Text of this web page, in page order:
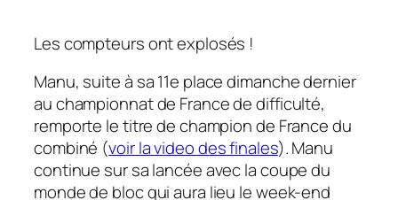
Les compteurs ont explosés !
Manu, suite à sa 11e place dimanche dernier
au championnat de France de difficulté,
remporte le titre de champion de France du
combiné (voir la video des finales). Manu
continue sur sa lancée avec la coupe du
monde de bloc qui aura lieu le week-end